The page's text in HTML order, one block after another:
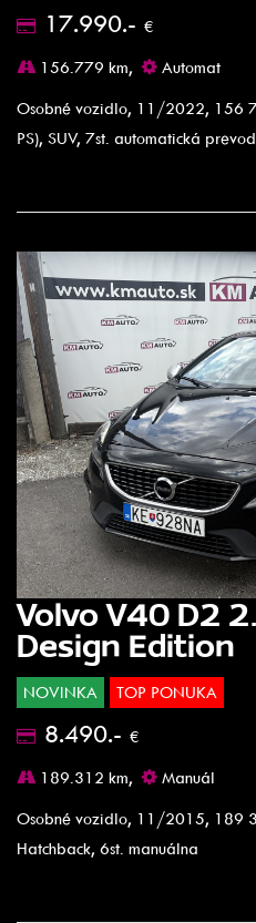
17.990.- €
156.779 km,
Automat
Osobné vozidlo, 11/2022, 156
PS), SUV, 7st. automatická
Volvo V40 D2
Design Edition
NOVINKA TOP PONUKA
8.490.- €
189.312 km,
Manuál
Osobné vozidlo, 11/2015, 189
Hatchback, 6st. manuálna